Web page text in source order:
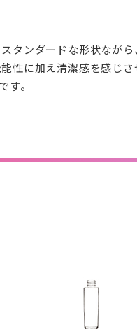
タンダードな形状なが
性に加え清潔感を感じ
す。